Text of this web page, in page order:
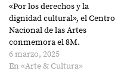
«Por los derechos y la
dignidad cultural», el Centro
Nacional de las Artes
conmemora el 8M.
6 marzo, 2025
En «Arte & Cultura»